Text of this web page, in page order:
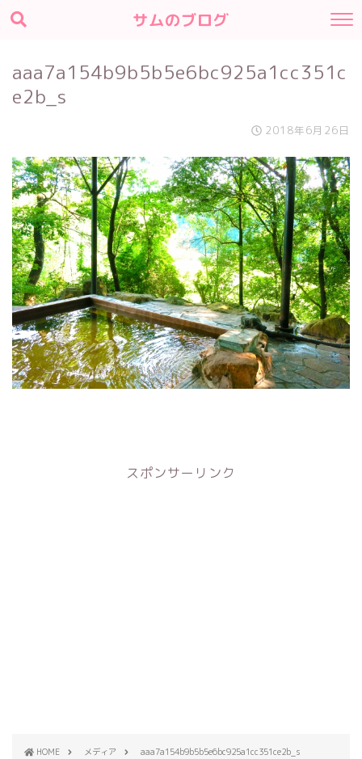
サムのブログ
aaa7a154b9b5b5e6bc925a1cc351c
e2b_s
2018年6月26日
スポンサーリンク
HOME メディア aaa7a154b9b5b5e6bc925a1cc351ce2b_s